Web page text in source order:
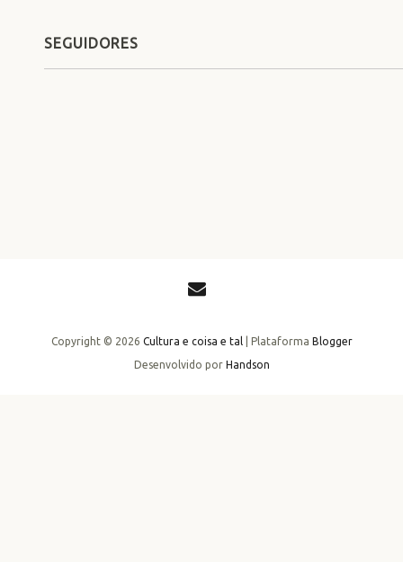
SEGUIDORES
Copyright © 2026 Cultura e coisa e tal| Plataforma Blogger
Desenvolvido por Handson